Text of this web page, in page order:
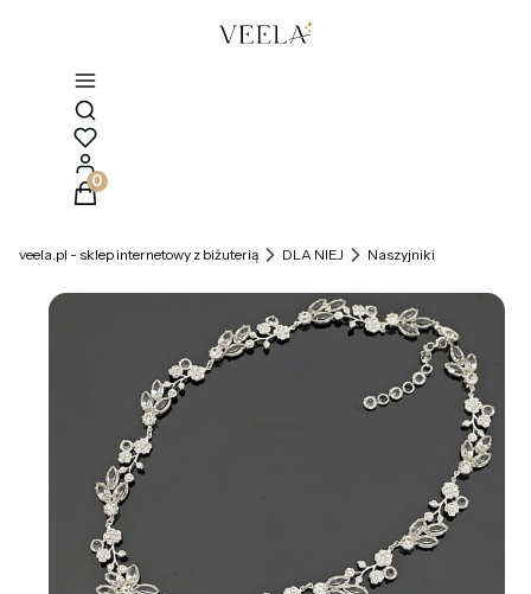
Otwórz wyszukiwarkę
Produkty w koszyku: 0. Zobacz szczegóły
veela.pl - sklep internetowy z biżuterią DLA NIEJ Naszyjniki